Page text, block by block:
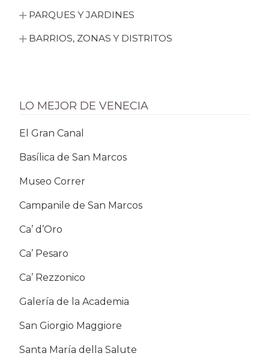
PARQUES Y JARDINES
BARRIOS, ZONAS Y DISTRITOS
LO MEJOR DE VENECIA
El Gran Canal
Basílica de San Marcos
Museo Correr
Campanile de San Marcos
Ca’ d’Oro
Ca’ Pesaro
Ca’ Rezzonico
Galería de la Academia
San Giorgio Maggiore
Santa María della Salute